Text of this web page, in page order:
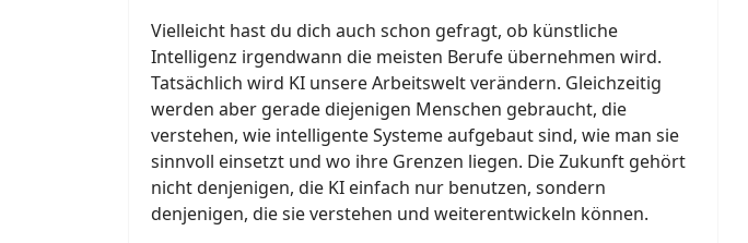
Vielleicht hast du dich auch schon gefragt, ob künstliche
Intelligenz irgendwann die meisten Berufe übernehmen wird.
Tatsächlich wird KI unsere Arbeitswelt verändern. Gleichzeitig
werden aber gerade diejenigen Menschen gebraucht, die
verstehen, wie intelligente Systeme aufgebaut sind, wie man sie
sinnvoll einsetzt und wo ihre Grenzen liegen. Die Zukunft gehört
nicht denjenigen, die KI einfach nur benutzen, sondern
denjenigen, die sie verstehen und weiterentwickeln können.